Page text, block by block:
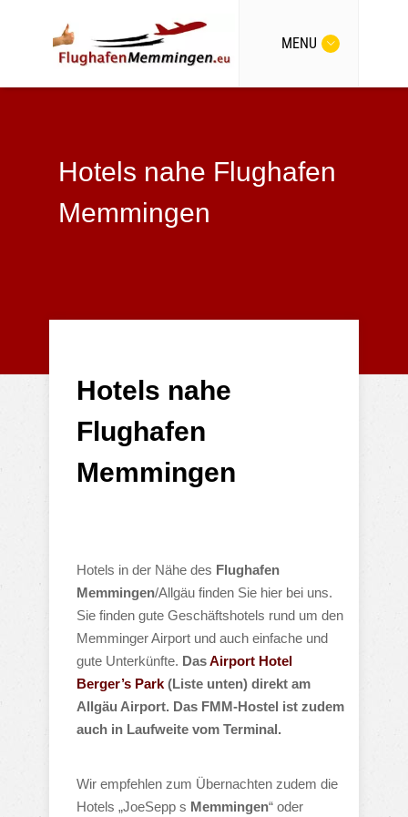
MENU
Hotels nahe Flughafen
Memmingen
Hotels nahe
Flughafen
Memmingen
Hotels in der Nähe des Flughafen
Memmingen/Allgäu finden Sie hier bei uns.
Sie finden gute Geschäftshotels rund um den
Memminger Airport und auch einfache und
gute Unterkünfte. DasAirport Hotel
Berger’s Park (Liste unten) direkt am
Allgäu Airport. Das FMM-Hostel ist zudem
auch in Laufweite vom Terminal.
Wir empfehlen zum Übernachten zudem die
Hotels „JoeSepp s Memmingen“ oder